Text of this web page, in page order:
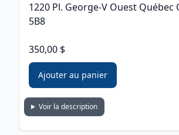
1220 Pl. George-V Ouest Québec
5B8
350,00 $
Ajouter au panier
Voir la description